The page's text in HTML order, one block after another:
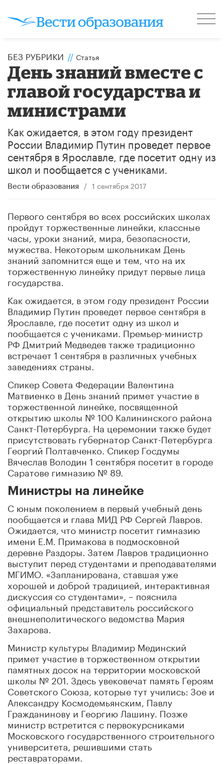
БЕЗ РУБРИКИ // Статья
​День знаний вместе с
главой государства и
министрами
Как ожидается, в этом году президент
России Владимир Путин проведет первое
сентября в Ярославле, где посетит одну из
школ и пообщается с учениками.
Вести образования / 1 сентября 2017
Первого сентября во всех российских школах
пройдут торжественные линейки, классные
часы, уроки знаний, мира, безопасности,
мужества. Некоторым школьникам День
знаний запомнится еще и тем, что на их
торжественную линейку придут первые лица
государства.
Как ожидается, в этом году президент России
Владимир Путин проведет первое сентября в
Ярославле, где посетит одну из школ и
пообщается с учениками. Премьер-министр
РФ Дмитрий Медведев также традиционно
встречает 1 сентября в различных учебных
заведениях страны.
Спикер Совета Федерации Валентина
Матвиенко в День знаний примет участие в
торжественной линейке, посвященной
открытию школы № 100 Калининского района
Санкт-Петербурга. На церемонии также будет
присутствовать губернатор Санкт-Петербурга
Георгий Полтавченко. Спикер Госдумы
Вячеслав Володин 1 сентября посетит в городе
Саратове гимназию № 89.
Министры на линейке
С юным поколением в первый учебный день
пообщается и глава МИД РФ Сергей Лавров.
Ожидается, что министр посетит гимназию
имени Е.М. Примакова в подмосковной
деревне Раздоры. Затем Лавров традиционно
выступит перед студентами и преподавателями
МГИМО. «Запланирована, ставшая уже
хорошей и доброй традицией, интерактивная
дискуссия со студентами», – пояснила
официальный представитель российского
внешнеполитического ведомства Мария
Захарова.
Министр культуры Владимир Мединский
примет участие в торжественном открытии
памятных досок на территории московской
школы № 201. Здесь увековечат память Героям
Советского Союза, которые тут учились: Зое и
Александру Космодемьянским, Павлу
Гражданинову и Георгию Лашину. Позже
министр встретится с первокурсниками
Московского государственного строительного
университета, решившими стать
реставраторами.